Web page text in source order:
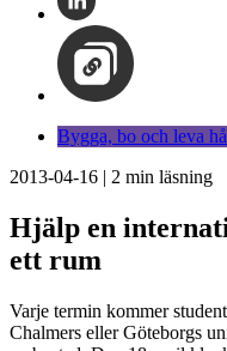
Bygga, bo och leva
2013-04-16 | 2 min läsning
Hjälp en
ett rum
Varje termin kommer
Chalmers eller Göteborgs